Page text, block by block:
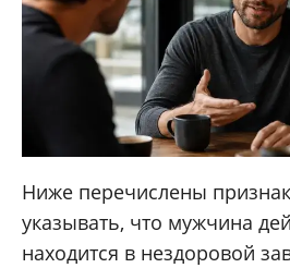
Ниже перечислены
указывать, что мужчина
находится в нездоровой